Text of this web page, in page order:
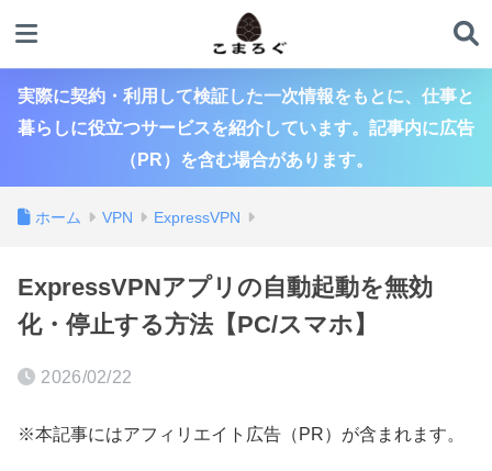
実際に契約・利用して検証した一次情報をもとに、仕事と
暮らしに役立つサービスを紹介しています。記事内に広告
（PR）を含む場合があります。
ホーム VPN ExpressVPN
ExpressVPNアプリの自動起動を無効
化・停止する方法【PC/スマホ】
2026/02/22
※本記事にはアフィリエイト広告（PR）が含まれます。